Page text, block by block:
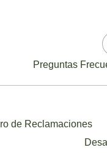
Preguntas
de Reclamaciones